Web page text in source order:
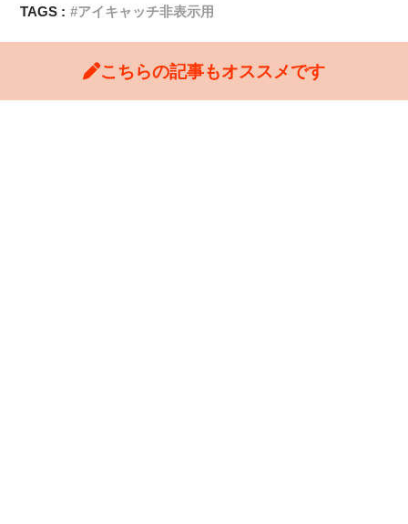
TAGS :
アイキャッチ非表示用
こちらの記事もオススメです